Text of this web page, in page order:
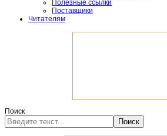
Полезные ссылки
Поставщики
Читателям
Поиск
Поиск